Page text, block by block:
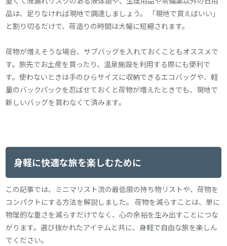
品は、足りなければ現地で調達しましょう。 「現地で買えばいい」
と割り切るだけで、荷造りの時間は大幅に短縮されます。
荷物が増えそうな場合、サブバッグを入れておくこともオススメで
す。旅先でお土産を買ったり、温泉施設を利用する際にも便利で
す。使わないときは手のひらサイズに収納できるエコバッグや、軽
量のバックパックを忍ばせておくと荷物が増えたときでも、現地で
新しいバッグを買わなくて済みます。
身軽に快適な旅を楽しむために
この記事では、ミニマリスト流の最低限の持ち物リストや、荷物を
コンパクトにする方法を解説しました。 荷物を減らすことは、単に
物理的な重さを減らすだけでなく、心の余裕を生み出すことにつな
がります。選び抜かれたアイテムと共に、身軽で自由な旅を楽しん
でください。